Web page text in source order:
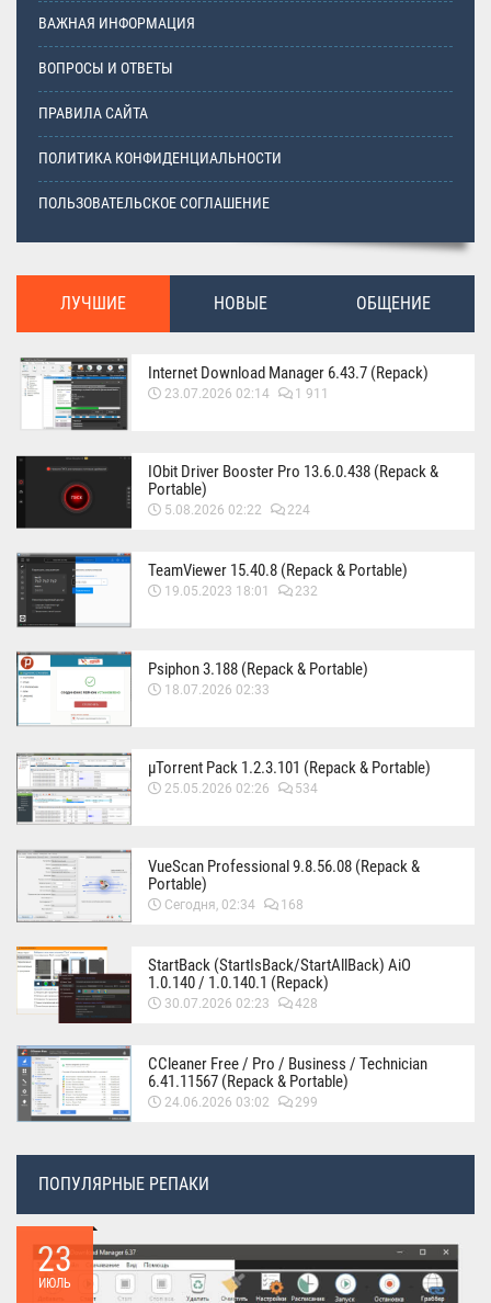
ВАЖНАЯ ИНФОРМАЦИЯ
ВОПРОСЫ И ОТВЕТЫ
ПРАВИЛА САЙТА
ПОЛИТИКА КОНФИДЕНЦИАЛЬНОСТИ
ПОЛЬЗОВАТЕЛЬСКОЕ СОГЛАШЕНИЕ
ЛУЧШИЕ НОВЫЕ ОБЩЕНИЕ
Internet Download Manager 6.43.7 (Repack)
23.07.2026 02:14 1 911
IObit Driver Booster Pro 13.6.0.438 (Repack &
Portable)
5.08.2026 02:22 224
TeamViewer 15.40.8 (Repack & Portable)
19.05.2023 18:01 232
Psiphon 3.188 (Repack & Portable)
18.07.2026 02:33
µTorrent Pack 1.2.3.101 (Repack & Portable)
25.05.2026 02:26 534
VueScan Professional 9.8.56.08 (Repack &
Portable)
Сегодня, 02:34 168
StartBack (StartIsBack/StartAllBack) AiO
1.0.140 / 1.0.140.1 (Repack)
30.07.2026 02:23 428
CCleaner Free / Pro / Business / Technician
6.41.11567 (Repack & Portable)
24.06.2026 03:02 299
ПОПУЛЯРНЫЕ РЕПАКИ
23
ИЮЛЬ